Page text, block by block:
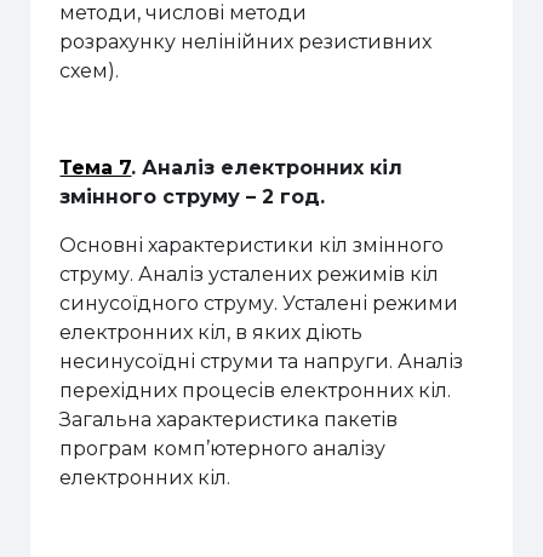
методи, числові методи
розрахунку нелінійних резистивних
схем).
Тема 7. Аналіз електронних кіл
змінного струму – 2 год.
Основні характеристики кіл змінного
струму. Аналіз усталених режимів кіл
синусоїдного струму. Усталені режими
електронних кіл, в яких діють
несинусоїдні струми та напруги. Аналіз
перехідних процесів електронних кіл.
Загальна характеристика пакетів
програм комп’ютерного аналізу
електронних кіл.